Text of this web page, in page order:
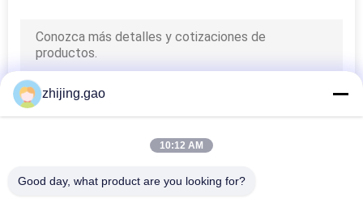
Clips del panel solar
zhijing.gao
10:12 AM
Good day, what product are you looking for?